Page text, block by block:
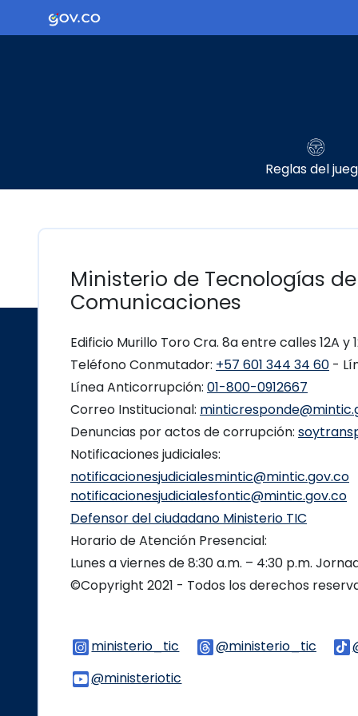
Ir al contenido principalLogo Gobierno de Colombia
Reglas del
Ministerio de Tecnologías
Comunicaciones
Edificio Murillo Toro Cra. 8a entre calles 12A y
Teléfono Conmutador: +57 601 344 34 60 -
Línea Anticorrupción: 01-800-0912667
Correo Institucional:
Denuncias por actos de corrupción:
Notificaciones judiciales:
notificacionesjudicialesmintic@mintic.gov.co
notificacionesjudicialesfontic@mintic.gov.co
Defensor del ciudadano Ministerio TIC
Horario de Atención Presencial:
Lunes a viernes de 8:30 a.m. – 4:30 p.m.
©Copyright 2021 - Todos los derechos
ministerio_tic Logo Instagram
@ministerio_tic Logo
@ministeriotic